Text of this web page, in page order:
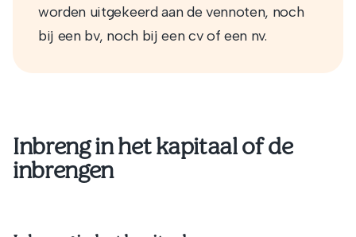
worden uitgekeerd aan de vennoten, noch
bij een bv, noch bij een cv of een nv.
Inbreng in het kapitaal of de
inbrengen